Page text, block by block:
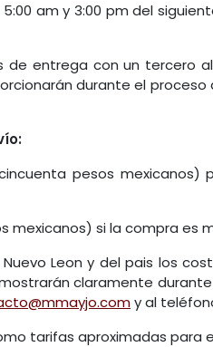
am y 3:00 pm del
de entrega con un tercero
durante el
pesos
mexicanos) si la compra es
Leon y del pais los
claramente
y al
tarifas aproximadas para